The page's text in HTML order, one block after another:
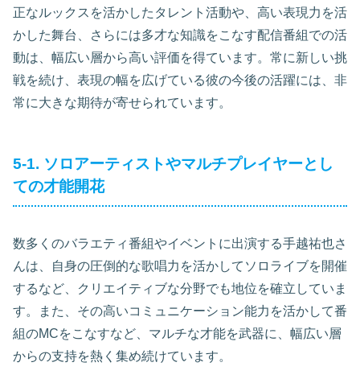
正なルックスを活かしたタレント活動や、高い表現力を活
かした舞台、さらには多才な知識をこなす配信番組での活
動は、幅広い層から高い評価を得ています。常に新しい挑
戦を続け、表現の幅を広げている彼の今後の活躍には、非
常に大きな期待が寄せられています。
5-1. ソロアーティストやマルチプレイヤーとし
ての才能開花
数多くのバラエティ番組やイベントに出演する手越祐也さ
んは、自身の圧倒的な歌唱力を活かしてソロライブを開催
するなど、クリエイティブな分野でも地位を確立していま
す。また、その高いコミュニケーション能力を活かして番
組のMCをこなすなど、マルチな才能を武器に、幅広い層
からの支持を熱く集め続けています。